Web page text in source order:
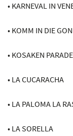
• KARNEVAL IN
• KOMM IN DIE
• KOSAKEN PARADE
• LA CUCARACHA
• LA PALOMA LA
• LA SORELLA